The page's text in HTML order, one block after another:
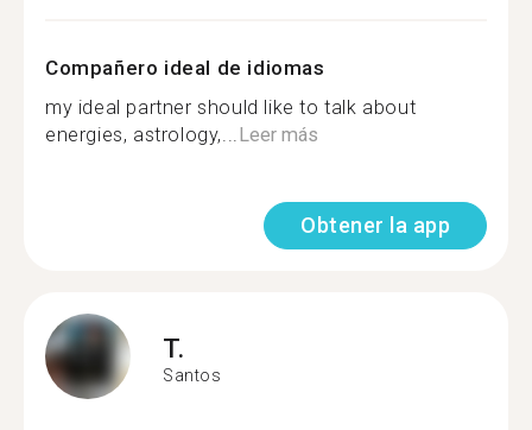
Compañero ideal de idiomas
my ideal partner should like to talk about
energies, astrology,...Leer más
Obtener la app
T.
Santos